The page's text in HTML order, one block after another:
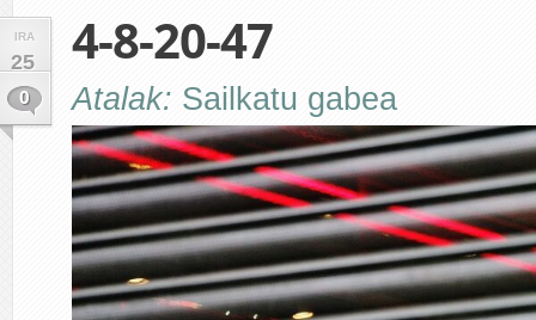
IRA
25
0
4-8-20-47
Atalak: Sailkatu gabea